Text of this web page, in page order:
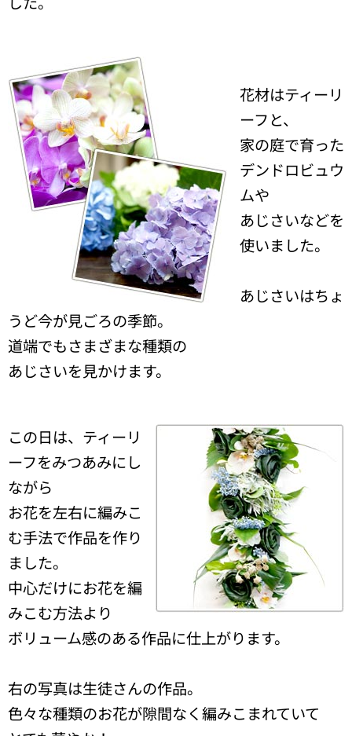
花材はティーリ
ーフと、
家の庭で育った
デンドロビュウ
ムや
あじさいなどを
使いました。
あじさいはちょ
うど今が見ごろの季節。
道端でもさまざまな種類の
あじさいを見かけます。
この日は、ティーリ
ーフをみつあみにし
ながら
お花を左右に編みこ
む手法で作品を作り
ました。
中心だけにお花を編
みこむ方法より
ボリューム感のある作品に仕上がります。
右の写真は生徒さんの作品。
色々な種類のお花が隙間なく編みこまれていて